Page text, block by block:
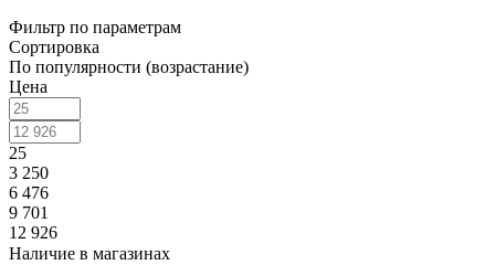
Фильтр по параметрам
Сортировка
По популярности (возрастание)
Цена
25
3 250
6 476
9 701
12 926
Наличие в магазинах